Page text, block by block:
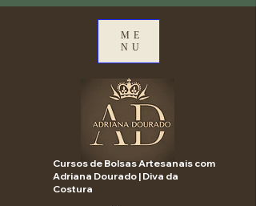
ME
NU
Cursos de Bolsas Artesanais com
Adriana Dourado | Diva da
Costura